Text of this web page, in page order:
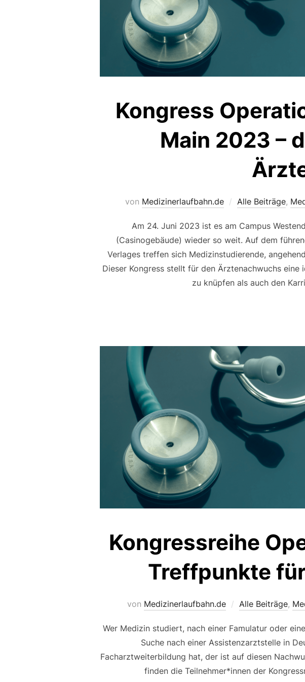
Kongress
Main 2023 –
von Medizinerlaufbahn.de Alle Beiträge,
Am 24. Juni 2023 ist es am Campus
(Casinogebäude) wieder so weit. Auf dem
Verlages treffen sich Medizinstudierende,
Dieser Kongress stellt für den Ärztenachwuchs
zu knüpfen als auch den
Kongressreihe
Treffpunkte
von Medizinerlaufbahn.de Alle Beiträge,
Wer Medizin studiert, nach einer Famulatur oder
Suche nach einer Assistenzarztstelle in
Facharztweiterbildung hat, der ist auf diesen
finden die Teilnehmer*innen der